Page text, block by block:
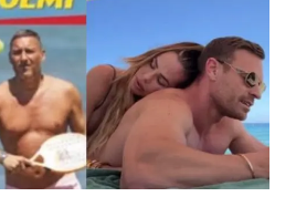
Cucina e Ricette
Consigli di Cucina